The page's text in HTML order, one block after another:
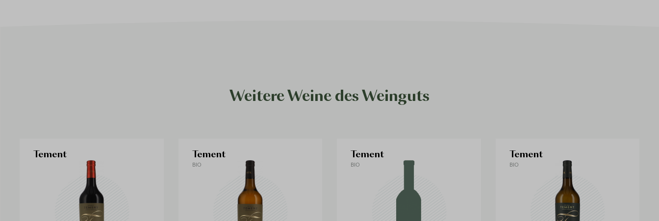
Weitere Weine des Weinguts
Tement Tement
BIO
Tement
BIO
Tement
BIO